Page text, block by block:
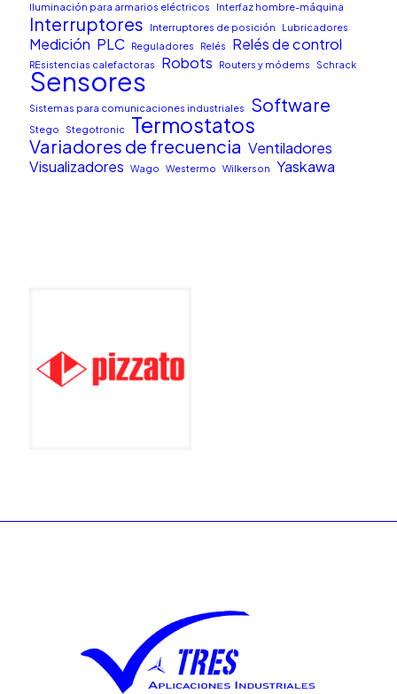
Iluminación para armarios eléctricos
Interfaz hombre-máquina
Interruptores Interruptores de posición Lubricadores
Medición PLC Reguladores Relés Relés de control
REsistencias calefactoras Robots Routers y módems Schrack
Sensores
Sistemas para comunicaciones industriales Software
Stego Stegotronic Termostatos
Variadores de frecuencia Ventiladores
Visualizadores
Wago Westermo Wilkerson Yaskawa